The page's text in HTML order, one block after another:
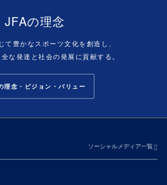
JFAの理念
て豊かなスポーツ文化を創造し、
な発達と社会の発展に貢献する。
理念・ビジョン・バリュー
ソーシャルメディア一覧